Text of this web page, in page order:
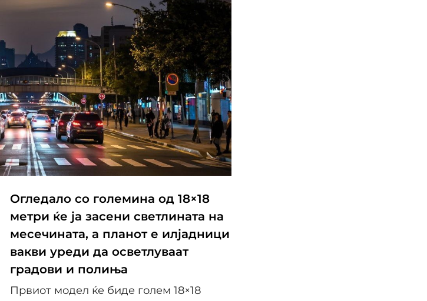
Огледало со големина од 18×18
метри ќе ја засени светлината на
месечината, а планот е илјадници
вакви уреди да осветлуваат
градови и полиња
Првиот модел ќе биде голем 18×18